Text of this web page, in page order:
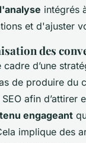
intégrés
et d'ajuster
des
cadre d’une
de produire du
afin
engageant
implique des